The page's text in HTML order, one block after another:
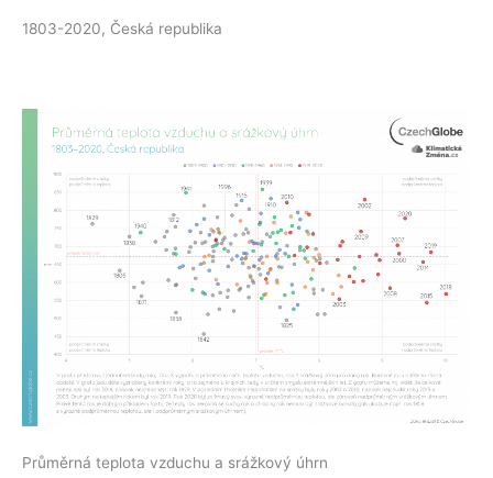
1803-2020, Česká republika
Průměrná teplota vzduchu a srážkový úhrn